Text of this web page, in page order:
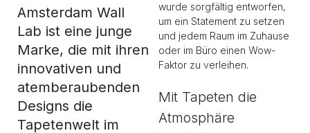
Amsterdam Wall
Lab ist eine junge
Marke, die mit ihren
innovativen und
atemberaubenden
Designs die
Tapetenwelt im
wurde sorgfältig entworfen,
um ein Statement zu setzen
und jedem Raum im Zuhause
oder im Büro einen Wow-
Faktor zu verleihen.
Mit Tapeten die
Atmosphäre